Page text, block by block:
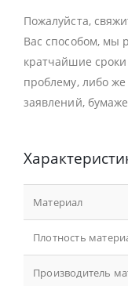
Пожалуйста,
Вас способом, мы
кратчайшие
проблему, либо
заявлений,
Материал
Плотность
Производитель